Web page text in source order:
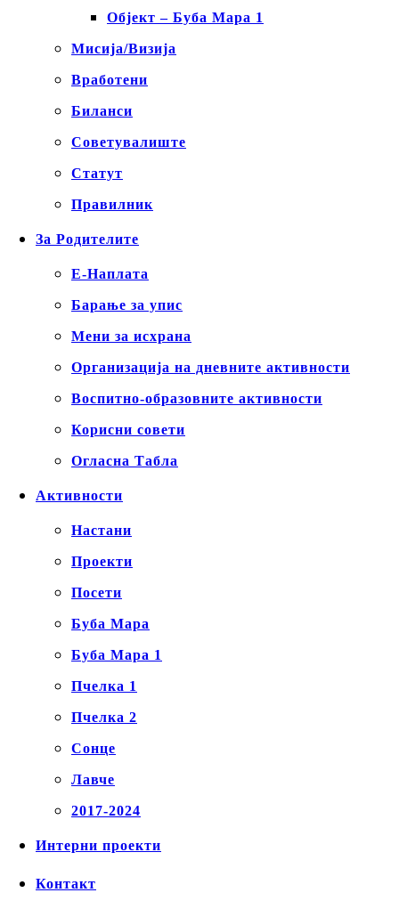
Објект – Буба Мара 1
Мисија/Визија
Вработени
Биланси
Советувалиште
Статут
Правилник
За Родителите
Е-Наплата
Барање за упис
Мени за исхрана
Организација на дневните активности
Воспитно-образовните активности
Корисни совети
Огласна Табла
Активности
Настани
Проекти
Посети
Буба Мара
Буба Мара 1
Пчелка 1
Пчелка 2
Сонце
Лавче
2017-2024
Интерни проекти
Контакт